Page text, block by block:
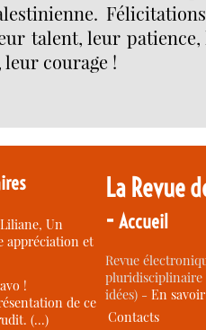
talent, leur
courage !
Un
appréciation et
!
de ce
(…)
La Revue
-Accueil
Revue
idées) -En
Contacts